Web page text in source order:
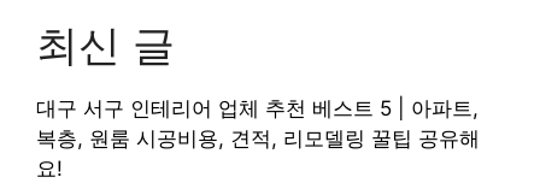
최신 글
대구 서구 인테리어 업체 추천 베스트 5 | 아파트,
복층, 원룸 시공비용, 견적, 리모델링 꿀팁 공유해
요!